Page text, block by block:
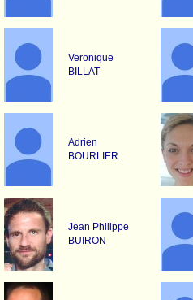
Veronique
BILLAT
Adrien
BOURLIER
Jean Philippe
BUIRON